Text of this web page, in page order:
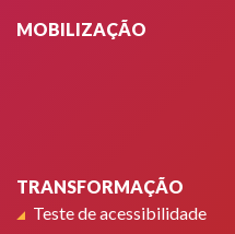
MOBILIZAÇÃO
TRANSFORMAÇÃO
Teste de acessibilidade